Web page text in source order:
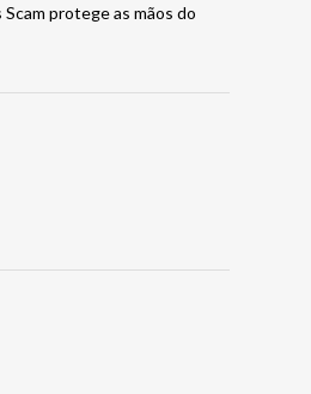
protege as mãos do